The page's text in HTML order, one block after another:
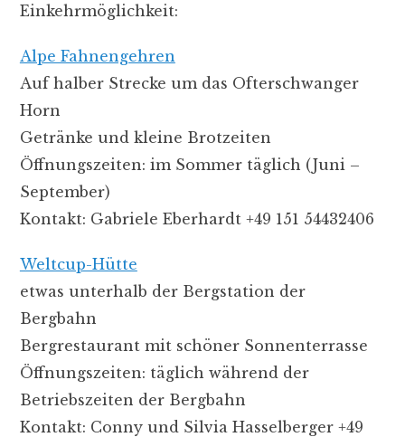
Einkehrmöglichkeit:
Alpe Fahnengehren
Auf halber Strecke um das Ofterschwanger
Horn
Getränke und kleine Brotzeiten
Öffnungszeiten: im Sommer täglich (Juni –
September)
Kontakt: Gabriele Eberhardt +49 151 54432406
Weltcup-Hütte
etwas unterhalb der Bergstation der
Bergbahn
Bergrestaurant mit schöner Sonnenterrasse
Öffnungszeiten: täglich während der
Betriebszeiten der Bergbahn
Kontakt: Conny und Silvia Hasselberger +49